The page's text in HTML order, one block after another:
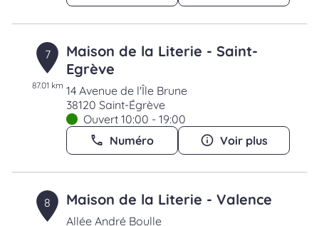
7
87.01 km
Maison de la Literie - Saint-
Egrève
14 Avenue de l'Île Brune
38120 Saint-Égrève
Ouvert 10:00 - 19:00
Numéro
Voir plus
8 Maison de la Literie - Valence
Allée André Boulle